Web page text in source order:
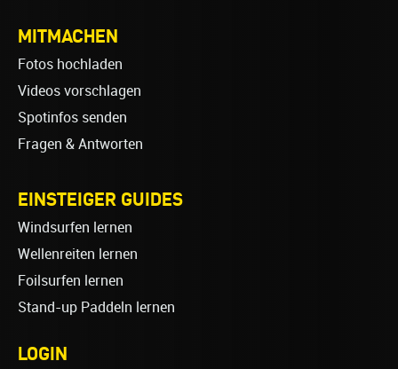
MITMACHEN
Fotos hochladen
Videos vorschlagen
Spotinfos senden
Fragen & Antworten
EINSTEIGER GUIDES
Windsurfen lernen
Wellenreiten lernen
Foilsurfen lernen
Stand-up Paddeln lernen
LOGIN